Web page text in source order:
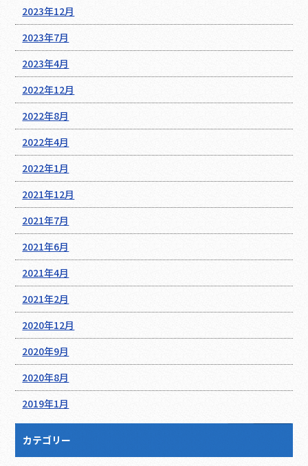
2023年12月
2023年7月
2023年4月
2022年12月
2022年8月
2022年4月
2022年1月
2021年12月
2021年7月
2021年6月
2021年4月
2021年2月
2020年12月
2020年9月
2020年8月
2019年1月
カテゴリー